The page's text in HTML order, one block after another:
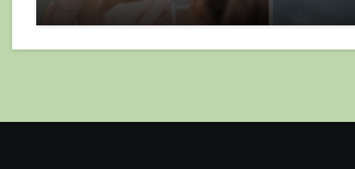
полза